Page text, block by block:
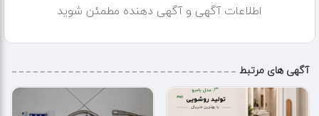
اطلاعات آگهی و آگهی دهنده مطمئن شوید
آگهی های مرتبط